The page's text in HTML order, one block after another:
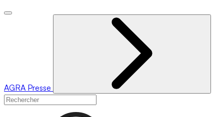
AGRA Presse